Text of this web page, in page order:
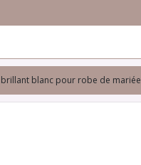
blanc pour robe de mariée